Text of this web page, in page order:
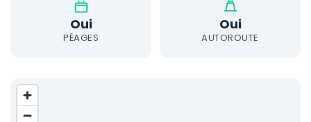
Oui
PÉAGES
Oui
AUTOROUTE